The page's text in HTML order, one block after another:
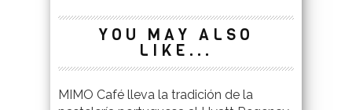
YOU MAY ALSO
LIKE...
MIMO Café lleva la tradición de la